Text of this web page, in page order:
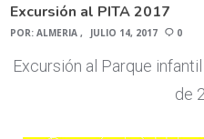
Excursión al PITA 2017
POR:ALMERIA JULIO 14, 2017 0
Excursión al Parque
de